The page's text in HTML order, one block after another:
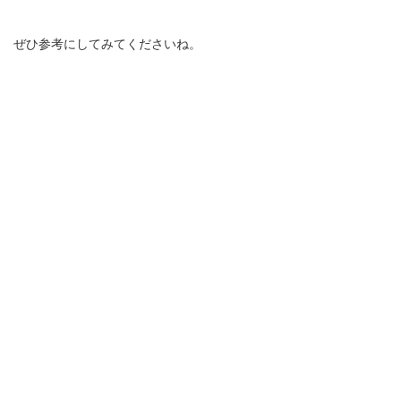
ぜひ参考にしてみてくださいね。